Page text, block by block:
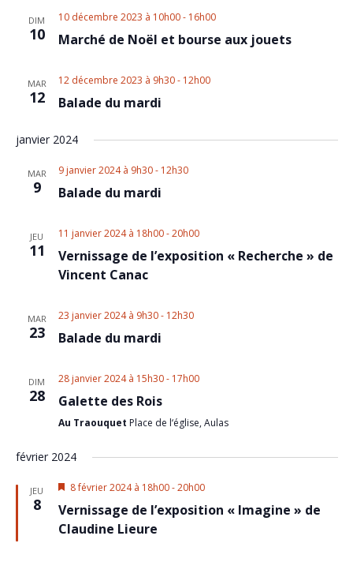
DIM
10
10 décembre 2023 à 10h00- 16h00
Marché de Noël et bourse aux jouets
MAR
12
12 décembre 2023 à 9h30- 12h00
Balade du mardi
janvier 2024
MAR
9
9 janvier 2024 à 9h30- 12h30
Balade du mardi
JEU
11
11 janvier 2024 à 18h00-20h00
Vernissage de l’exposition « Recherche » de
Vincent Canac
MAR
23
23 janvier 2024 à 9h30- 12h30
Balade du mardi
DIM
28
28 janvier 2024 à 15h30- 17h00
Galette des Rois
Au Traouquet Place de l‘église, Aulas
février 2024
JEU
8
Featured
8 février 2024 à 18h00-20h00
Vernissage de l’exposition « Imagine » de
Claudine Lieure